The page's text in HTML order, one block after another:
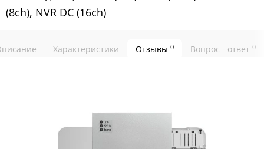
(8ch), NVR DC (16ch)
Характеристики Отзывы 0 Вопрос - ответ 0